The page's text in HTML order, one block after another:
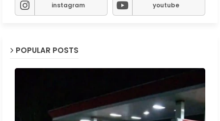
instagram youtube
POPULAR POSTS